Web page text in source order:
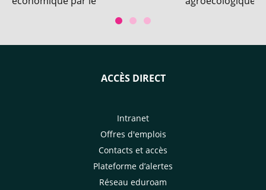
production de bananes dessert
ACCÈS DIRECT
Intranet
Offres d'emplois
Contacts et accès
Plateforme d’alertes
Réseau eduroam